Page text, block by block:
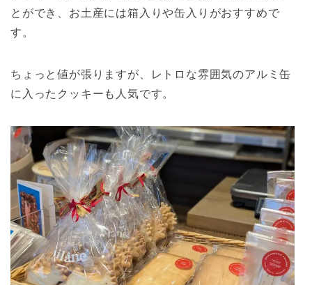
とができ、お土産には箱入りや缶入りがおすすめで
す。
ちょっと値が張りますが、レトロな雰囲気のアルミ缶
に入ったクッキーも人気です。